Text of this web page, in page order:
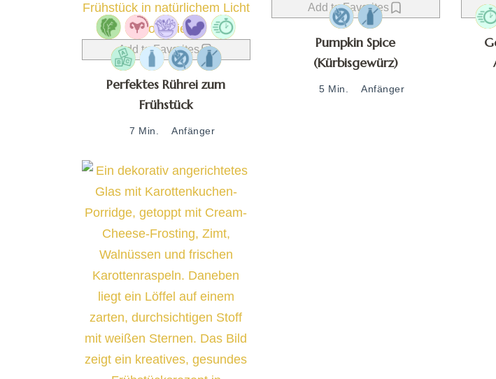
Add to Favorites
Perfektes Rührei zum
Frühstück
7 Min. Anfänger
Add to Favorites
Pumpkin Spice
(Kürbisgewürz)
5 Min. Anfänger